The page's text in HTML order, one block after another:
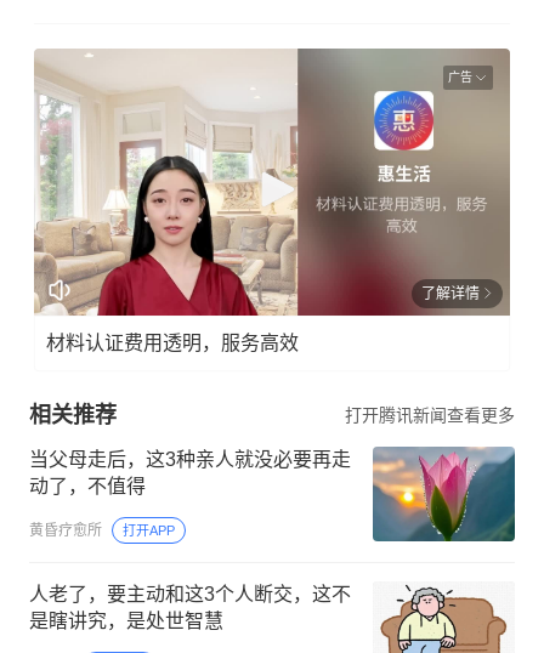
广告
了解详情
材料认证费用透明，服务高效
相关推荐 打开腾讯新闻查看更多
当父母走后，这3种亲人就没必要再走
动了，不值得
黄昏疗愈所 打开APP
人老了，要主动和这3个人断交，这不
是瞎讲究，是处世智慧